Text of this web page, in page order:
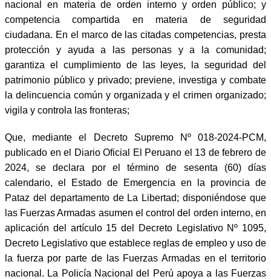
nacional en materia de orden interno y orden público; y
competencia compartida en materia de seguridad
ciudadana. En el marco de las citadas competencias, presta
protección y ayuda a las personas y a la comunidad;
garantiza el cumplimiento de las leyes, la seguridad del
patrimonio público y privado; previene, investiga y combate
la delincuencia común y organizada y el crimen organizado;
vigila y controla las fronteras;
Que, mediante el Decreto Supremo Nº 018-2024-PCM,
publicado en el Diario Oficial El Peruano el 13 de febrero de
2024, se declara por el término de sesenta (60) días
calendario, el Estado de Emergencia en la provincia de
Pataz del departamento de La Libertad; disponiéndose que
las Fuerzas Armadas asumen el control del orden interno, en
aplicación del artículo 15 del Decreto Legislativo Nº 1095,
Decreto Legislativo que establece reglas de empleo y uso de
la fuerza por parte de las Fuerzas Armadas en el territorio
nacional. La Policía Nacional del Perú apoya a las Fuerzas